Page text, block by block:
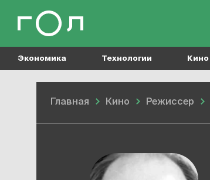
Экономика Технологии Кино
Главная Кино Режиссер